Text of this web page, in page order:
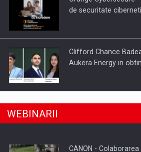
compania intr-o tranzactie de peste
de securitate
Clifford Chance
Aukera Energy in
SAPTE
WEBINARII
CANON -